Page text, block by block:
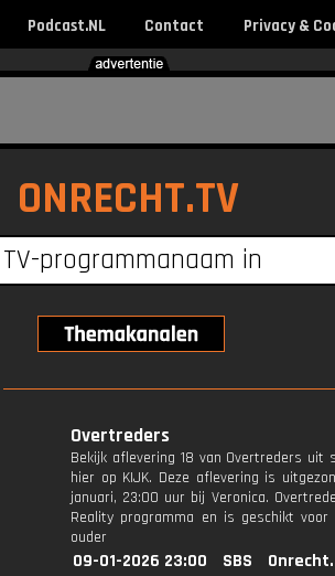
Podcast.NL Contact Privacy &
ONRECHT.TV
Overtreders
Bekijk aflevering 18 van Overtreders uit
hier op KIJK. Deze aflevering is
januari, 23:00 uur bij Veronica.
Reality programma en is geschikt
ouder
09-01-2026 23:00 SBS